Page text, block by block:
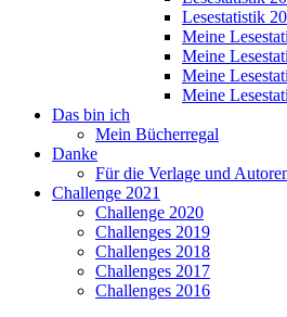
Lesestatistik
Meine
Meine
Meine
Meine
Das bin ich
Mein Bücherregal
Danke
Für die Verlage und
Challenge 2021
Challenge 2020
Challenges 2019
Challenges 2018
Challenges 2017
Challenges 2016